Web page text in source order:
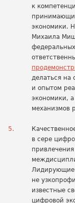
к
экономики.
Михаила
делаться на
и опытом
экономики,
механизмов
в сере
Лидирующие
не
известные
цифровой